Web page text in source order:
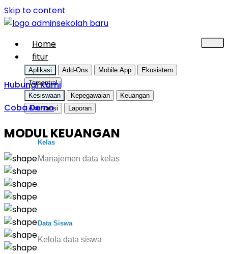
Skip to content
Home
fitur
Aplikasi Add-Ons Mobile App
Ekosistem
Tersentral
Kesiswaan
Kepegawaian
Keuangan
Akuntansi
Laporan
Kelas
Manajemen data kelas
Data Siswa
Kelola data siswa
Hubungi Kami
Coba Demo
MODUL KEUANGAN